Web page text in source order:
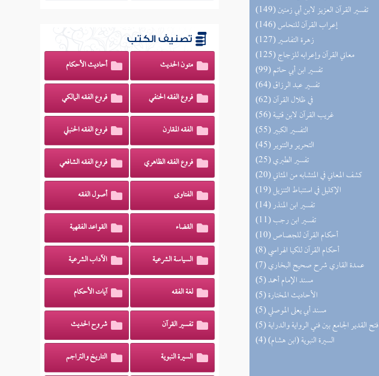
(149) تفسير القرآن العزيز لابن أبي زمنين
(146) إعراب القرآن للنحاس
(127) زهرة التفاسير
(125) معاني القرآن وإعرابه للزجاج
(99) تفسير ابن أبي حاتم
(64) تفسير عبد الرزاق
(62) في ظلال القرآن
(56) غريب القرآن لابن قتيبة
(55) التفسير الكبير
(45) التحرير والتنوير
(25) تفسير الطبري
(20) كشف المعاني في المتشابه من المثاني
(19) الإكليل في استنباط التنزيل
(14) تفسير ابن المنذر
(11) تفسير ابن رجب
(10) أحكام القرآن للجصاص
(8) أحكام القرآن للكيا الهراسي
(7) عمدة القاري شرح صحيح البخاري
(5) مسند الإمام أحمد
(5) الأحاديث المختارة
(5) مسند أبي يعلى الموصلي
(5) فتح القدير الجامع بين فني الرواية والدراية
(4) السيرة النبوية (ابن هشام)
تصنيف الكتب
متون الحديث أحاديث الأحكام
فروع الفقه الحنفي فروع الفقه المالكي
الفقه المقارن فروع الفقه الحنبلي
فروع الفقه الظاهري فروع الفقه الشافعي
الفتاوى أصول الفقه
القضاء القواعد الفقهية
السياسة الشرعية الآداب الشرعية
لغة الفقه آيات الأحكام
تفسير القرآن شروح الحديث
السيرة النبوية التاريخ والتراجم